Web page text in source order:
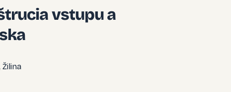
vstupu a